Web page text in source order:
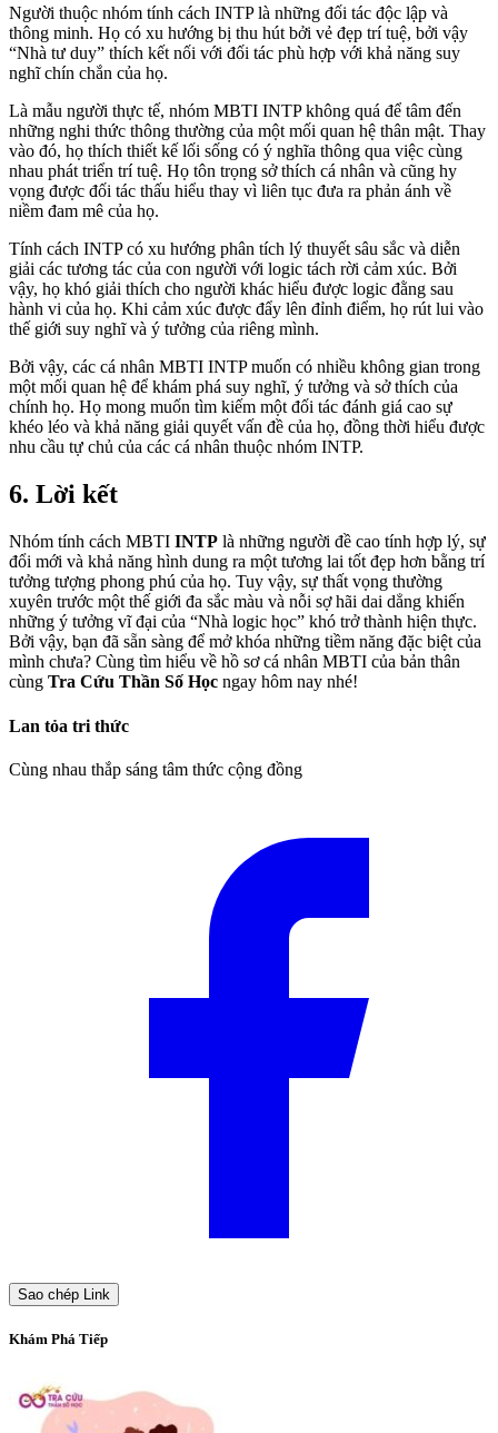
Người thuộc nhóm tính cách INTP là những đối tác độc lập và
thông minh. Họ có xu hướng bị thu hút bởi vẻ đẹp trí tuệ, bởi vậy
“Nhà tư duy” thích kết nối với đối tác phù hợp với khả năng suy
nghĩ chín chắn của họ.
Là mẫu người thực tế, nhóm MBTI INTP không quá để tâm đến
những nghi thức thông thường của một mối quan hệ thân mật. Thay
vào đó, họ thích thiết kế lối sống có ý nghĩa thông qua việc cùng
nhau phát triển trí tuệ. Họ tôn trọng sở thích cá nhân và cũng hy
vọng được đối tác thấu hiểu thay vì liên tục đưa ra phản ánh về
niềm đam mê của họ.
Tính cách INTP có xu hướng phân tích lý thuyết sâu sắc và diễn
giải các tương tác của con người với logic tách rời cảm xúc. Bởi
vậy, họ khó giải thích cho người khác hiểu được logic đằng sau
hành vi của họ. Khi cảm xúc được đẩy lên đỉnh điểm, họ rút lui vào
thế giới suy nghĩ và ý tưởng của riêng mình.
Bởi vậy, các cá nhân MBTI INTP muốn có nhiều không gian trong
một mối quan hệ để khám phá suy nghĩ, ý tưởng và sở thích của
chính họ. Họ mong muốn tìm kiếm một đối tác đánh giá cao sự
khéo léo và khả năng giải quyết vấn đề của họ, đồng thời hiểu được
nhu cầu tự chủ của các cá nhân thuộc nhóm INTP.
6. Lời kết
Nhóm tính cách MBTI INTP là những người đề cao tính hợp lý, sự
đổi mới và khả năng hình dung ra một tương lai tốt đẹp hơn bằng trí
tưởng tượng phong phú của họ. Tuy vậy, sự thất vọng thường
xuyên trước một thế giới đa sắc màu và nỗi sợ hãi dai dẳng khiến
những ý tưởng vĩ đại của “Nhà logic học” khó trở thành hiện thực.
Bởi vậy, bạn đã sẵn sàng để mở khóa những tiềm năng đặc biệt của
mình chưa? Cùng tìm hiểu về hồ sơ cá nhân MBTI của bản thân
cùng Tra Cứu Thần Số Học ngay hôm nay nhé!
Lan tỏa tri thức
Cùng nhau thắp sáng tâm thức cộng đồng
Sao chép Link
Khám Phá Tiếp